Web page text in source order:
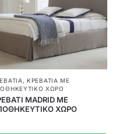
, ΚΡΕΒΆΤΙΑ ΜΕ
ΧΏΡΟ
MADRID ΜΕ
ΧΩΡΟ